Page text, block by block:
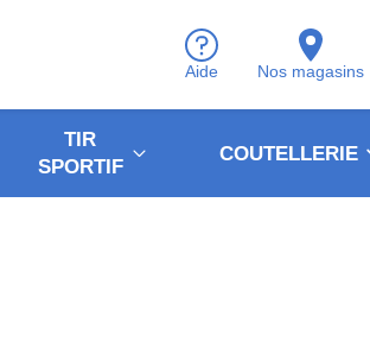
Aide Nos magasins
TIR
SPORTIF
COUTELLERIE